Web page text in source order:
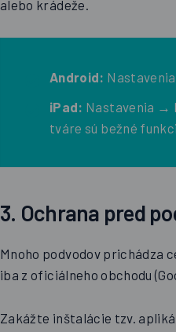
alebo krádeže.
Android:
iPad: Nastavenia →
tváre sú bežné
3. Ochrana pred
Mnoho podvodov prichádza
iba z oficiálneho obchodu
Zakážte inštalácie tzv.